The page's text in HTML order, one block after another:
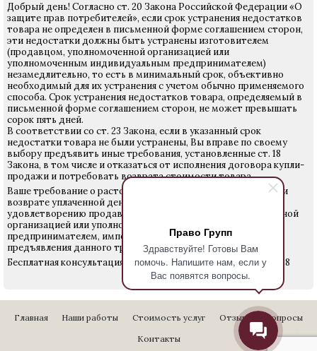
Право Групп
Здравствуйте! Готовы Вам
помочь. Напишите нам, если у
Вас появятся вопросы.
Добрый день! Согласно ст. 20 Закона Российской Федерации «О
защите прав потребителей», если срок устранения недостатков
товара не определен в письменной форме соглашением сторон,
эти недостатки должны быть устранены изготовителем
(продавцом, уполномоченной организацией или
уполномоченным индивидуальным предпринимателем)
незамедлительно, то есть в минимальный срок, объективно
необходимый для их устранения с учетом обычно применяемого
способа. Срок устранения недостатков товара, определяемый в
письменной форме соглашением сторон, не может превышать
сорок пять дней.
В соответствии со ст. 23 Закона, если в указанный срок
недостатки товара не были устранены, Вы вправе по своему
выбору предъявить иные требования, установленные ст. 18
Закона, в том числе и отказаться от исполнения договора купли-
продажи и потребовать возврата стоимости товара.
Ваше требование о расторжении договора купли-продажи и
возврате уплаченной денежной суммы подлежит
удовлетворению продавцом (изготовителем, уполномоченной
организацией или уполномоченным индивидуальным
предпринимателем, импортером) в течение 10 дней со дня
предъявления данного требования.
Бесплатная консультация юриста по телефону: (812)640-24-28
Главная Наши работы Стоимость услуг Отзывы
Вопросы
Контакты